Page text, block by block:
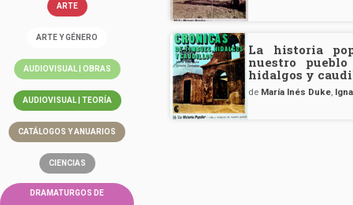
ARTE
ARTE Y GÉNERO
AUDIOVISUAL | OBRAS
AUDIOVISUAL | TEORÍA
CATÁLOGOS Y ANUARIOS
CIENCIAS
DRAMATURGOS DE
La historia
nuestro
hidalgos y
de María Inés Duke,